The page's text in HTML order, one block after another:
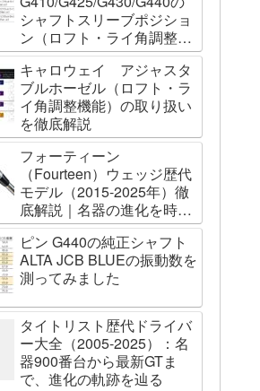
シャフトスリーブポジショ
ン（ロフト・ライ角調整機
能）について
キャロウェイ アジャスタ
ブルホーゼル（ロフト・ラ
イ角調整機能）の取り扱い
を徹底解説
フォーティーン
（Fourteen）ウェッジ歴代
モデル（2015-2025年）徹
底解説｜名器の進化を時系
列で辿る
ピン G440の純正シャフト
ALTA JCB BLUEの振動数を
測ってみました
タイトリスト歴代ドライバ
ー大全（2005-2025）：名
器900番台から最新GTま
で、進化の軌跡を辿る